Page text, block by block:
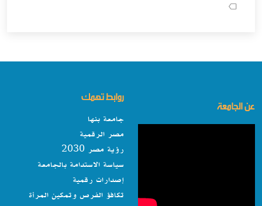
عن الجامعة
روابط تهمك
جامعة بنها
مصر الرقمية
رؤية مصر 2030
سياسة الاستدامة بالجامعة
إصدارات رقمية
تكافؤ الفرص وتمكين المرأة